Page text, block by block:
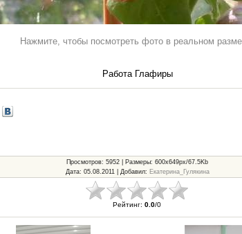
Нажмите, чтобы посмотреть фото в реальном
Работа Глафиры
Просмотров: 5952 | Размеры: 600x649px/67.5Kb
Дата: 05.08.2011 | Добавил: Екатерина_Гулякина
Рейтинг:0.0/0